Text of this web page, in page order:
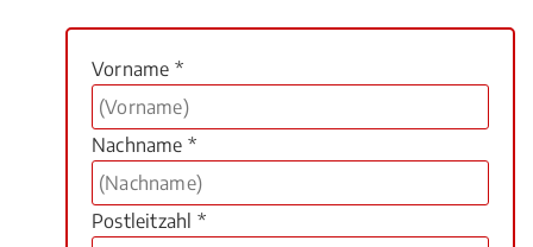
Vorname *
Nachname *
Postleitzahl *